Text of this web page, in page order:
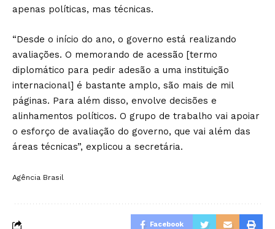
apenas políticas, mas técnicas.
“Desde o início do ano, o governo está realizando
avaliações. O memorando de acessão [termo
diplomático para pedir adesão a uma instituição
internacional] é bastante amplo, são mais de mil
páginas. Para além disso, envolve decisões e
alinhamentos políticos. O grupo de trabalho vai apoiar
o esforço de avaliação do governo, que vai além das
áreas técnicas”, explicou a secretária.
Agência Brasil
Facebook